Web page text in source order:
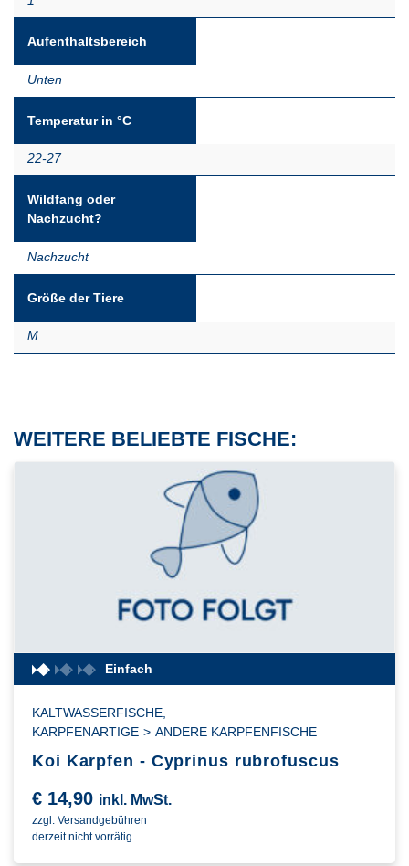
Aufenthaltsbereich
Unten
Temperatur in °C
22-27
Wildfang oder
Nachzucht?
Nachzucht
Größe der Tiere
M
WEITERE BELIEBTE FISCHE:
Einfach
KALTWASSERFISCHE,
KARPFENARTIGE > ANDERE KARPFENFISCHE
Koi Karpfen - Cyprinus rubrofuscus
€ 14,90 inkl. MwSt.
zzgl. Versandgebühren
derzeit nicht vorrätig